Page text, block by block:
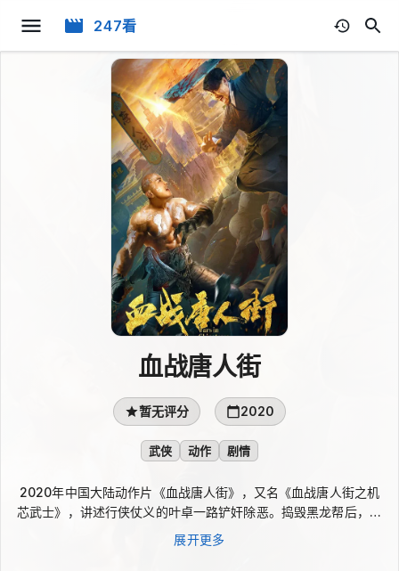
247看
血战唐人街
暂无评分 2020
武侠 动作 剧情
2020年中国大陆动作片《血战唐人街》，又名《血战唐人街之机
芯武士》，讲述行侠仗义的叶卓一路铲奸除恶。捣毁黑龙帮后，他
远渡重洋来到唐人街，却发现三合会与太阳公司正秘密推动“机芯
武士”计划。面对层层逼近的阴谋，叶卓在接连交锋中追查真相，
展开更多